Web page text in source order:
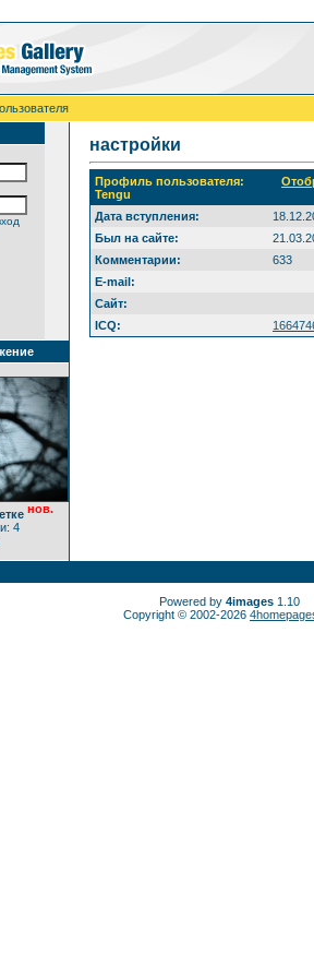
нов.
4
настройки
Профиль пользователя:
Tengu
Дата вступления:
Был на сайте:
Комментарии:
633
E-mail:
Сайт:
ICQ:
Powered by 4images1.10
Copyright © 2002-2026